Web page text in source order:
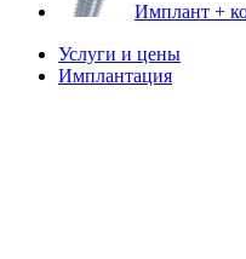
Имплант +
Услуги и цены
Имплантация